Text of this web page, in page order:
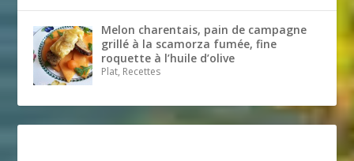
Melon charentais, pain de campagne
grillé à la scamorza fumée, fine
roquette à l’huile d’olive
Plat, Recettes